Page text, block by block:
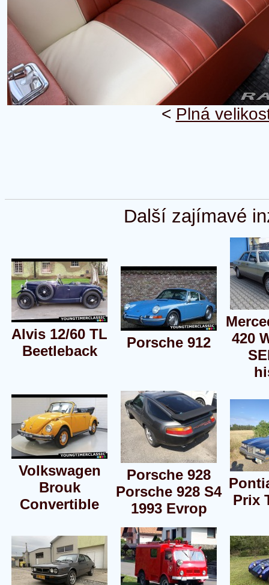
< Plná
Další zajímavé
Alvis 12/60 TL
Beetleback
Porsche 912
420
Volkswagen
Brouk
Convertible
Porsche 928
Porsche 928 S4
1993 Evrop
Prix